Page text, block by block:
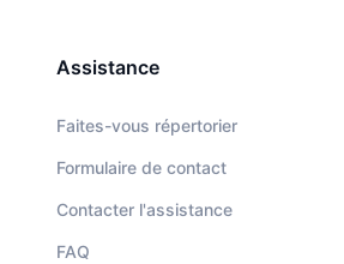
Assistance
Faites-vous répertorier
Formulaire de contact
Contacter l'assistance
FAQ